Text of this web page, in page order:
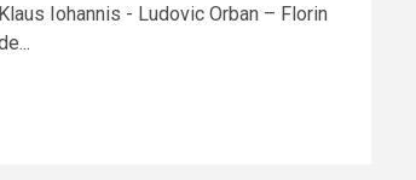
Iohannis - Ludovic Orban – Florin